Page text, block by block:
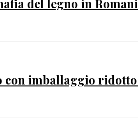
del legno in
con imballaggio